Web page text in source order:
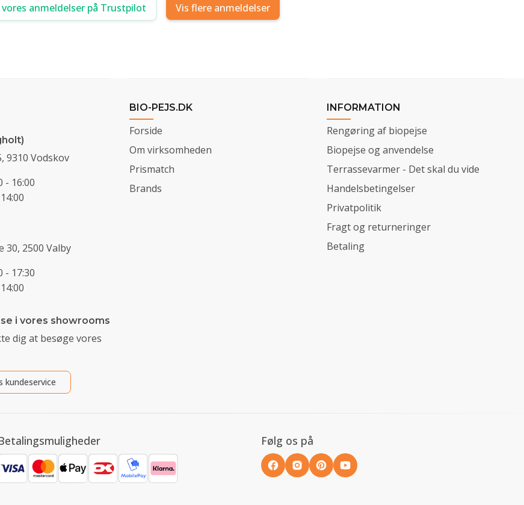
vores anmeldelser på Trustpilot Vis flere anmeldelser
9310 Vodskov
- 16:00
30, 2500 Valby
- 17:30
i vores showrooms
dig at besøge vores
kundeservice
BIO-PEJS.DK
Forside
Om virksomheden
Prismatch
Brands
INFORMATION
Rengøring af biopejse
Biopejse og anvendelse
Terrassevarmer - Det skal du vide
Handelsbetingelser
Privatpolitik
Fragt og returneringer
Betaling
Følg os på